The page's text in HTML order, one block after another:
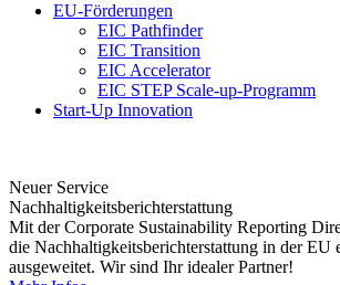
EU-Förderungen
EIC Pathfinder
EIC Transition
EIC Accelerator
EIC STEP Scale-up-Programm
Start-Up Innovation
Neuer Service
Nachhaltigkeitsberichterstattung
Mit der Corporate Sustainability Reporting
die Nachhaltigkeitsberichterstattung in der EU
ausgeweitet. Wir sind Ihr idealer Partner!